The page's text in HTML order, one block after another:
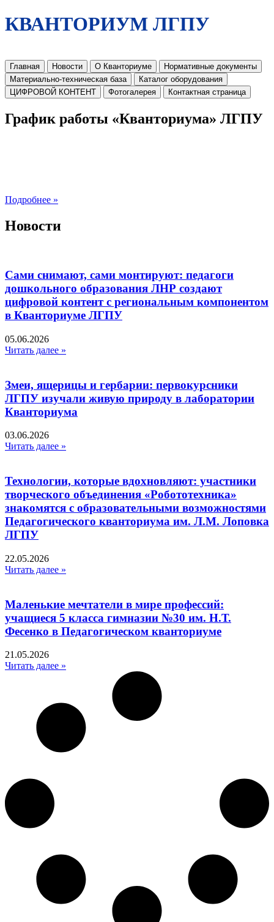
КВАНТОРИУМ ЛГПУ
Главная Новости О Кванториуме
Нормативные документы
Материально-техническая база
Каталог оборудования
ЦИФРОВОЙ КОНТЕНТ
Фотогалерея Контактная страница
График работы «Кванториума» ЛГПУ
Подробнее »
Новости
Сами снимают, сами монтируют: педагоги
дошкольного образования ЛНР создают
цифровой контент с региональным компонентом
в Кванториуме ЛГПУ​
05.06.2026
Читать далее »
Змеи, ящерицы и гербарии: первокурсники
ЛГПУ изучали живую природу в лаборатории
Кванториума
03.06.2026
Читать далее »
Технологии, которые вдохновляют: участники
творческого объединения «Робототехника»
знакомятся с образовательными возможностями
Педагогического кванториума им. Л.М. Лоповка
ЛГПУ
22.05.2026
Читать далее »
Маленькие мечтатели в мире профессий:
учащиеся 5 класса гимназии №30 им. Н.Т.
Фесенко в Педагогическом кванториуме
21.05.2026
Читать далее »